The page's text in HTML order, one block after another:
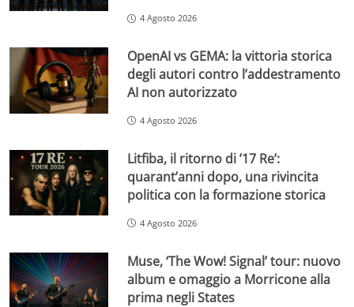
4 Agosto 2026
OpenAI vs GEMA: la vittoria storica
degli autori contro l’addestramento
AI non autorizzato
4 Agosto 2026
Litfiba, il ritorno di ’17 Re’:
quarant’anni dopo, una rivincita
politica con la formazione storica
4 Agosto 2026
Muse, ‘The Wow! Signal’ tour: nuovo
album e omaggio a Morricone alla
prima negli States